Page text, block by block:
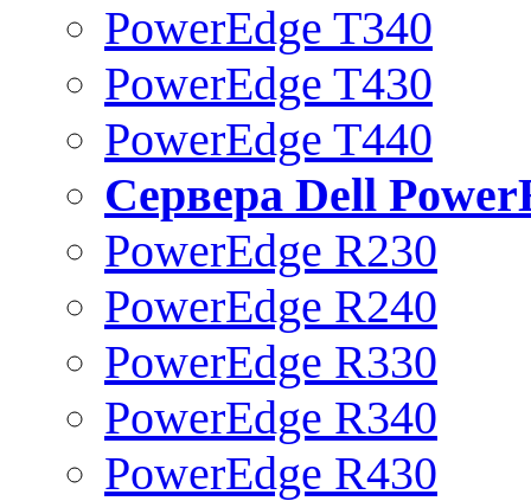
PowerEdge T340
PowerEdge T430
PowerEdge T440
Сервера Dell
PowerEdge R230
PowerEdge R240
PowerEdge R330
PowerEdge R340
PowerEdge R430